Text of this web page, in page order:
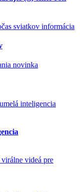
informácia
novinka